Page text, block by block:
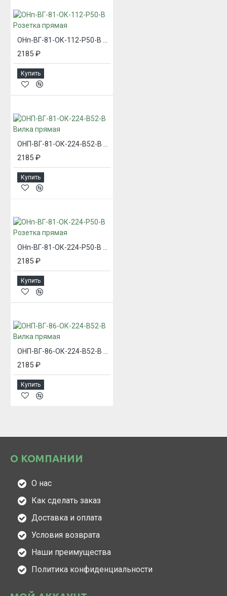
2185 ₽
Купить
2185 ₽
Купить
ОНп-ВГ-81-ОК-224-Р50-В Розетка прямая
2185 ₽
Купить
ОНП-ВГ-86-ОК-224-В52-В Вилка прямая
2185 ₽
Купить
О КОМПАНИИ
О нас
Как сделать заказ
Доставка и оплата
Условия возврата
Наши преимущества
Политика конфиденциальности